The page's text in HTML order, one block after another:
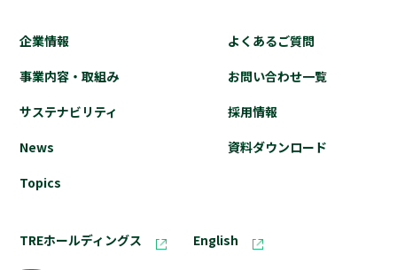
企業情報
事業内容・取組み
サステナビリティ
News
Topics
よくあるご質問
お問い合わせ⼀覧
採⽤情報
資料ダウンロード
TREホールディングス English